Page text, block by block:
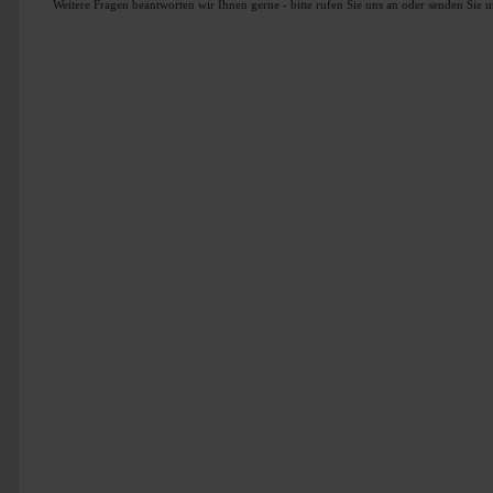
Weitere Fragen beantworten wir Ihnen gerne - bitte rufen Sie uns an oder senden Sie